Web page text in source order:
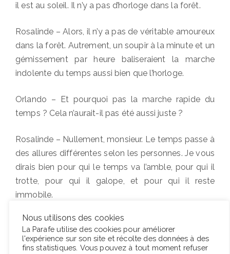
il est au soleil. Il n’y a pas d’horloge dans la forêt.
Rosalinde – Alors, il n’y a pas de véritable amoureux
dans la forêt. Autrement, un soupir à la minute et un
gémissement par heure baliseraient la marche
indolente du temps aussi bien que l’horloge.
Orlando – Et pourquoi pas la marche rapide du
temps ? Cela n’aurait-il pas été aussi juste ?
Rosalinde – Nullement, monsieur. Le temps passe à
des allures différentes selon les personnes. Je vous
dirais bien pour qui le temps va l’amble, pour qui il
trotte, pour qui il galope, et pour qui il reste
immobile.
Orlando – Il trotte pour qui, peut-on savoir ?
Rosalinde – Pardi, il va au grand trot pour une jeune
Nous utilisons des cookies
La Parafe utilise des cookies pour améliorer
l'expérience sur son site et récolte des données à des
fins statistiques. Vous pouvez à tout moment refuser